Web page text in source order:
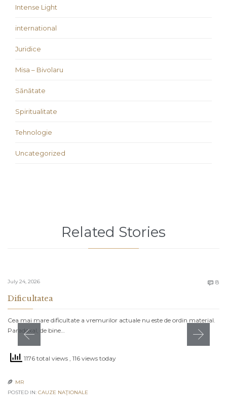
Intense Light
international
Juridice
Misa – Bivolaru
Sănătate
Spiritualitate
Tehnologie
Uncategorized
Related Stories
July 24, 2026  8
Dificultatea
Cea mai mare dificultate a vremurilor actuale nu este de ordin material.
Paradoxal, de bine…
1176 total views , 116 views today
 MR
POSTED IN: CAUZE NAŢIONALE